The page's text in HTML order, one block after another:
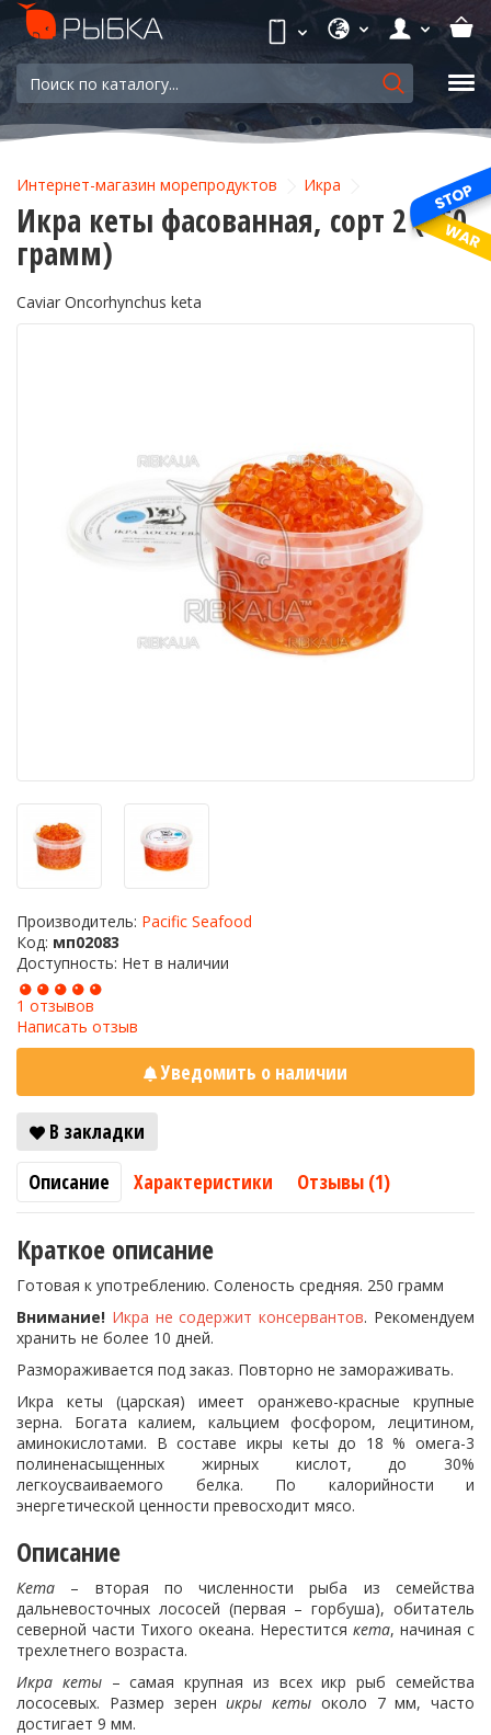
Интернет-магазин морепродуктов Икра
Икра кеты фасованная, сорт 2 (250
грамм)
Caviar Oncorhynchus keta
Производитель: Pacific Seafood
Код: мп02083
Доступность: Нет в наличии
1 отзывов
Написать отзыв
Уведомить о наличии
В закладки
Описание
Характеристики Отзывы (1)
Краткое описание
Готовая к употреблению. Соленость средняя. 250 грамм
Внимание! Икра не содержит консервантов. Рекомендуем
хранить не более 10 дней.
Размораживается под заказ. Повторно не замораживать.
Икра кеты (царская) имеет оранжево-красные крупные
зерна. Богата калием, кальцием фосфором, лецитином,
аминокислотами. В составе икры кеты до 18 % омега-3
полиненасыщенных жирных кислот, до 30%
легкоусваиваемого белка. По калорийности и
энергетической ценности превосходит мясо.
Описание
Кета – вторая по численности рыба из семейства
дальневосточных лососей (первая – горбуша), обитатель
северной части Тихого океана. Нерестится кета, начиная с
трехлетнего возраста.
Икра кеты– самая крупная из всех икр рыб семейства
лососевых. Размер зереникры кеты около 7 мм, часто
достигает 9 мм.